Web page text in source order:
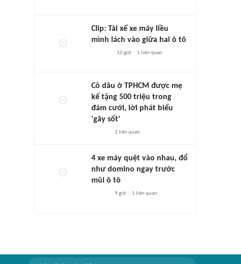
Clip: Tài xế xe máy liều
mình lách vào giữa hai ô tô
10 giờ 1 liên quan
Cô dâu ở TPHCM được mẹ
kế tặng 500 triệu trong
đám cưới, lời phát biểu
'gây sốt'
2 liên quan
4 xe máy quệt vào nhau, đổ
như domino ngay trước
mũi ô tô
9 giờ 1 liên quan